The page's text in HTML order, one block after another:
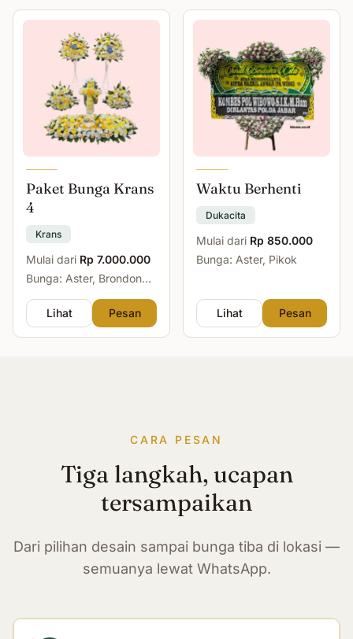
Paket Bunga Krans
4
Krans
Mulai dari Rp 7.000.000
Bunga: Aster, Brondong,
Lihat
Pesan
Waktu Berhenti
Dukacita
Mulai dari Rp 850.000
Bunga: Aster, Pikok
Lihat Pesan
CARA PESAN
Tiga langkah, ucapan
tersampaikan
Dari pilihan desain sampai bunga tiba di lokasi —
semuanya lewat WhatsApp.